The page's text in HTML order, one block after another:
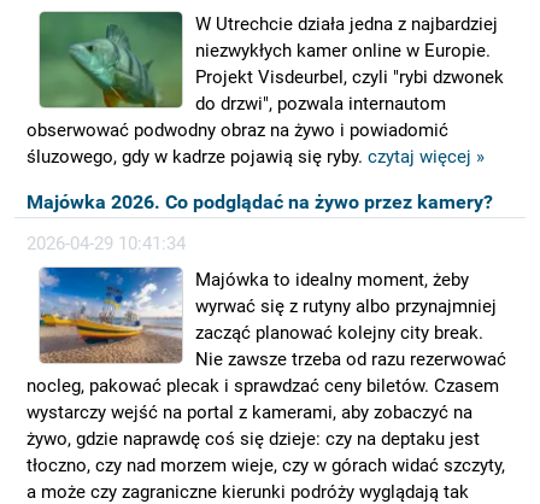
W Utrechcie działa jedna z najbardziej
niezwykłych kamer online w Europie.
Projekt Visdeurbel, czyli "rybi dzwonek
do drzwi", pozwala internautom
obserwować podwodny obraz na żywo i powiadomić
śluzowego, gdy w kadrze pojawią się ryby. czytaj więcej »
Majówka 2026. Co podglądać na żywo przez kamery?
2026-04-29 10:41:34
Majówka to idealny moment, żeby
wyrwać się z rutyny albo przynajmniej
zacząć planować kolejny city break.
Nie zawsze trzeba od razu rezerwować
nocleg, pakować plecak i sprawdzać ceny biletów. Czasem
wystarczy wejść na portal z kamerami, aby zobaczyć na
żywo, gdzie naprawdę coś się dzieje: czy na deptaku jest
tłoczno, czy nad morzem wieje, czy w górach widać szczyty,
a może czy zagraniczne kierunki podróży wyglądają tak